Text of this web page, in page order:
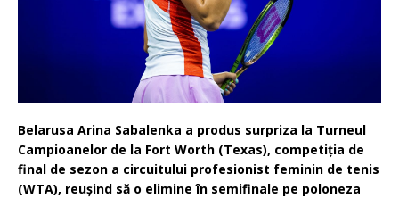
Belarusa Arina Sabalenka a produs surpriza la Turneul
Campioanelor de la Fort Worth (Texas), competiţia de
final de sezon a circuitului profesionist feminin de tenis
(WTA), reuşind să o elimine în semifinale pe poloneza